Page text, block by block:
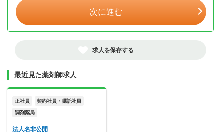
次に進む
求人を保存する
最近見た薬剤師求人
正社員 契約社員・嘱託社員
調剤薬局
法人名非公開